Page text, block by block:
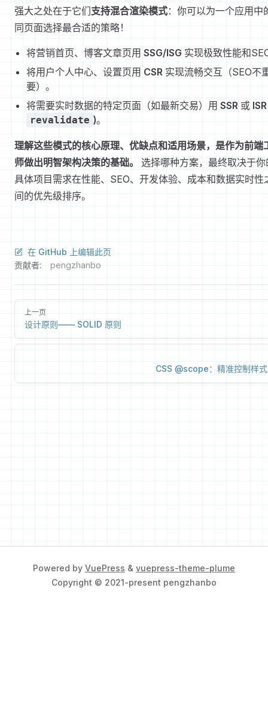
强大之处在于它们支持混合渲染模式：你可以为一个应用中
同页面选择最合适的策略！
将营销首页、博客文章页用 SSG/ISG 实现极致性能和
将用户个人中心、设置页用 CSR 实现流畅交互（SEO不
要）。
将需要实时数据的特定页面（如最新交易）用 SSR 或
revalidate )。
理解这些模式的核心原理、优缺点和适用场景，是作为前端
师做出明智架构决策的基础。
选择哪种方案，最终取决于你
具体项目需求在性能、SEO、开发体验、成本和数据实时性
间的优先级排序。
在 GitHub 上编辑此页
贡献者:
pengzhanbo
上一页
设计原则—— SOLID 原则
CSS @scope：精准控制样
Powered by VuePress & vuepress-theme-plume
Copyright © 2021-present pengzhanbo